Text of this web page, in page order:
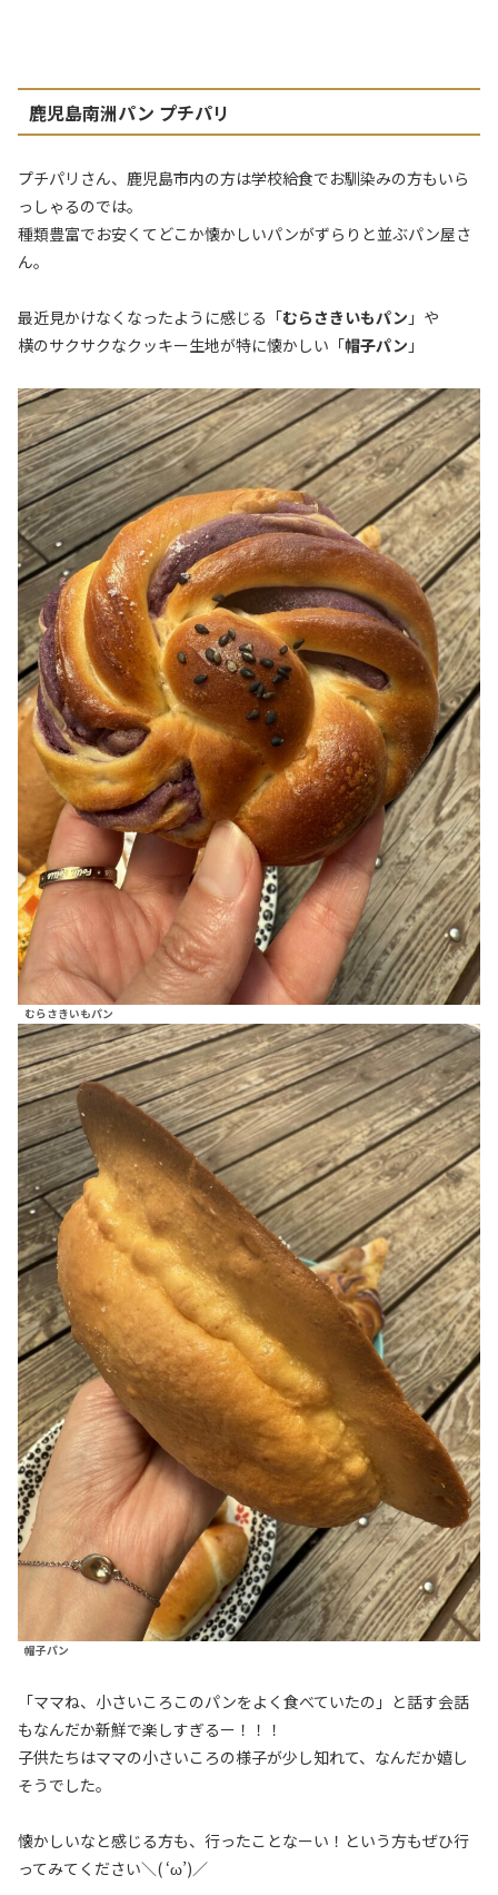
鹿児島南洲パン プチパリ
プチパリさん、鹿児島市内の方は学校給食でお馴染みの方もいら
っしゃるのでは。
種類豊富でお安くてどこか懐かしいパンがずらりと並ぶパン屋さ
ん。
最近見かけなくなったように感じる「むらさきいもパン 」や
横のサクサクなクッキー生地が特に懐かしい「帽子パン 」
むらさきいもパン
帽子パン
「ママね、小さいころこのパンをよく食べていたの」と話す会話
もなんだか新鮮で楽しすぎるー！！！
子供たちはママの小さいころの様子が少し知れて、なんだか嬉し
そうでした。
懐かしいなと感じる方も、行ったことなーい！という方もぜひ行
ってみてください＼( ‘ω’)／